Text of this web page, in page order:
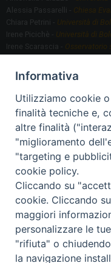
Alessia Passarelli - Chiesa
Chiara Petrini - Università di
Irene Picichè - Università di
Irene Scarascia - Osservatorio
Segreteria scientifica
Annamaria Fantauzzi -
Segreteria Organizzativa
Paola Morselli -Segreteria GRIS
Elisa Scarlatti ​​-Biblioteca, Siti,
CONTATTI 2020
Informativa
Utilizziamo cookie
finalità tecniche e,
altre finalità
"miglioramento
"targeting e
cookie policy.
Cliccando su
cookie. Cliccando
maggiori
personalizzare le
"rifiuta" o
la navigazione